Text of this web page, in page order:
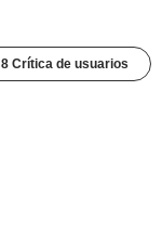
8 Crítica de usuarios